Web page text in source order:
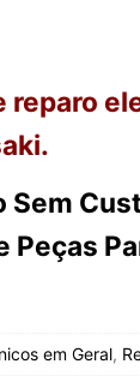
reparo
Sem
Peças
em Geral,